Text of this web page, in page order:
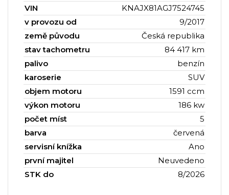
VIN
KNAJX81AGJ7524745
v provozu od
9/2017
země původu
Česká republika
stav tachometru
84 417 km
palivo
benzín
karoserie
SUV
objem motoru
1591 ccm
výkon motoru
186 kw
počet míst
5
barva
červená
servisní knížka
Ano
první majitel
Neuvedeno
STK do
8/2026